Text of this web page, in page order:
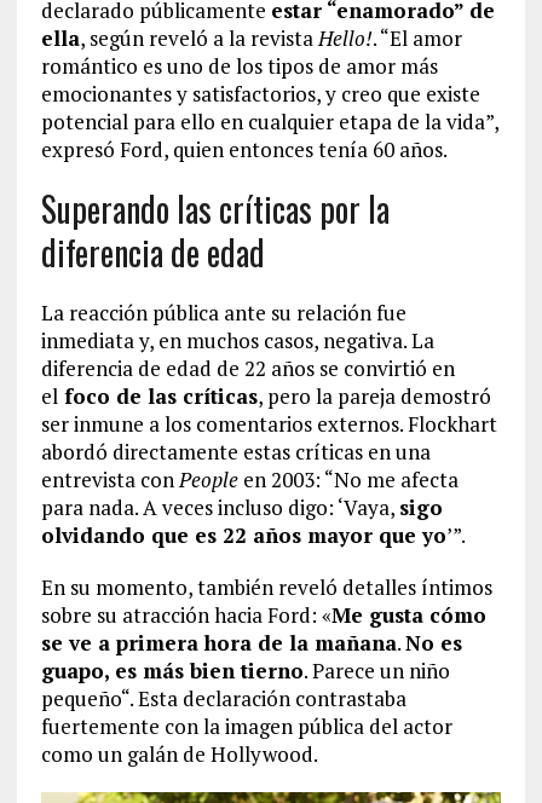
declarado públicamente estar “enamorado” de
ella, según reveló a la revistaHello!. “El amor
romántico es uno de los tipos de amor más
emocionantes y satisfactorios, y creo que existe
potencial para ello en cualquier etapa de la vida”,
expresó Ford, quien entonces tenía 60 años.
Superando las críticas por la
diferencia de edad
La reacción pública ante su relación fue
inmediata y, en muchos casos, negativa. La
diferencia de edad de 22 años se convirtió en
elfoco de las críticas, pero la pareja demostró
ser inmune a los comentarios externos. Flockhart
abordó directamente estas críticas en una
entrevista conPeople en 2003: “No me afecta
para nada. A veces incluso digo: ‘Vaya, sigo
olvidando que es 22 años mayor que yo’”.
En su momento, también reveló detalles íntimos
sobre su atracción hacia Ford: «Me gusta cómo
se ve a primera hora de la mañana.No es
guapo, es más bien tierno. Parece un niño
pequeño“. Esta declaración contrastaba
fuertemente con la imagen pública del actor
como un galán de Hollywood.